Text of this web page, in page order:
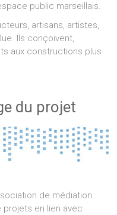
public marseillais.
artisans, artistes,
Ils conçoivent,
aux constructions plus
du projet
de médiation
en lien avec